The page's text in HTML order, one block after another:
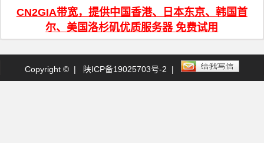
CN2GIA带宽，提供中国香港、日本东京、韩国首
尔、美国洛杉矶优质服务器 免费试用
Copyright © | 陕ICP备19025703号-2 |